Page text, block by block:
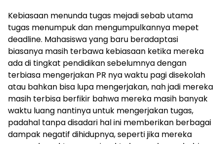
Kebiasaan menunda tugas mejadi sebab utama
tugas menumpuk dan mengumpulkannya mepet
deadline. Mahasiswa yang baru beradaptasi
biasanya masih terbawa kebiasaan ketika mereka
ada di tingkat pendidikan sebelumnya dengan
terbiasa mengerjakan PR nya waktu pagi disekolah
atau bahkan bisa lupa mengerjakan, nah jadi mereka
masih terbisa berfikir bahwa mereka masih banyak
waktu luang nantinya untuk mengerjakan tugas,
padahal tanpa disadari hal ini memberikan berbagai
dampak negatif dihidupnya, seperti jika mereka